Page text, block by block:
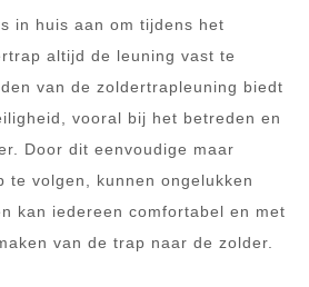
in huis aan om tijdens het
altijd de leuning vast te
van de zoldertrapleuning biedt
vooral bij het betreden en
Door dit eenvoudige maar
te volgen, kunnen ongelukken
kan iedereen comfortabel en met
van de trap naar de zolder.